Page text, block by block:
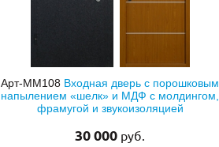
Арт-ММ108 Входная дверь с порошковым
напылением «шелк» и МДФ с молдингом,
фрамугой и звукоизоляцией
30 000 руб.